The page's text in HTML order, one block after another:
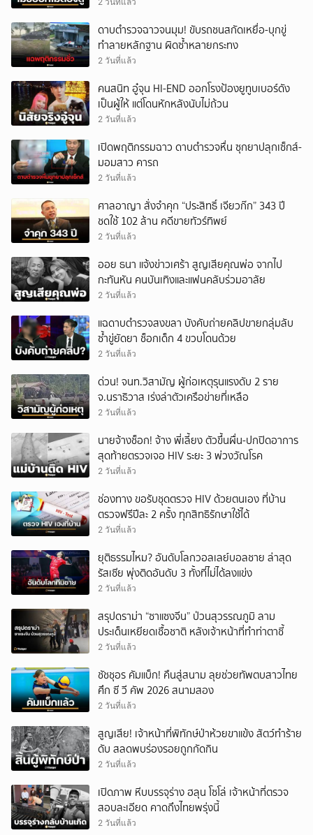
ดาบตำรวจฉาวจนมุม! ขับรถชนสกัดเหยื่อ-บุกขู่
ทำลายหลักฐาน ผิดซ้ำหลายกระทง
2 วันที่แล้ว
คนสนิท อู๋จุน HI-END ออกโรงป้องยูทูบเบอร์ดัง
เป็นผู้ให้ แต่โดนหักหลังนับไม่ถ้วน
2 วันที่แล้ว
เปิดพฤติกรรมฉาว ดาบตำรวจหื่น ซุกยาปลุกเซ็กส์-
มอมสาว คารถ
2 วันที่แล้ว
ศาลอาญา สั่งจำคุก “ประสิทธิ์ เจียวก๊ก” 343 ปี
ชดใช้ 102 ล้าน คดีขายทัวร์ทิพย์
2 วันที่แล้ว
ออย ธนา แจ้งข่าวเศร้า สูญเสียคุณพ่อ จากไป
กะทันหัน คนบันเทิงและแฟนคลับร่วมอาลัย
2 วันที่แล้ว
แฉดาบตำรวจสงขลา บังคับถ่ายคลิปขายกลุ่มลับ
ซ้ำขู่ยัดยา ช็อกเด็ก 4 ขวบโดนด้วย
2 วันที่แล้ว
ด่วน! จนท.วิสามัญ ผู้ก่อเหตุรุนแรงดับ 2 ราย
จ.นราธิวาส เร่งล่าตัวเครือข่ายที่เหลือ
2 วันที่แล้ว
นายจ้างช็อก! จ้าง พี่เลี้ยง ตัวขึ้นผื่น-ปกปิดอาการ
สุดท้ายตรวจเจอ HIV ระยะ 3 พ่วงวัณโรค
2 วันที่แล้ว
ช่องทาง ขอรับชุดตรวจ HIV ด้วยตนเอง ที่บ้าน
ตรวจฟรีปีละ 2 ครั้ง ทุกสิทธิรักษาใช้ได้
2 วันที่แล้ว
ยุติธรรมไหม? อันดับโลกวอลเลย์บอลชาย ล่าสุด
รัสเซีย พุ่งติดอันดับ 3 ทั้งที่ไม่ได้ลงแข่ง
2 วันที่แล้ว
สรุปดราม่า “ซาแซงจีน” ป่วนสุวรรณภูมิ ลาม
ประเด็นเหยียดเชื้อชาติ หลังเจ้าหน้าที่ทำท่าตาชี้
2 วันที่แล้ว
ชัชชุอร คัมแบ็ก! คืนสู่สนาม ลุยช่วยทัพตบสาวไทย
ศึก ซี วี คัพ 2026 สนามสอง
2 วันที่แล้ว
สูญเสีย! เจ้าหน้าที่พิทักษ์ป่าห้วยขาแข้ง สัตว์ทำร้าย
ดับ สลดพบร่องรอยถูกกัดกิน
2 วันที่แล้ว
เปิดภาพ หีบบรรจุร่าง ฮลุน โซโล่ เจ้าหน้าที่ตรวจ
สอบละเอียด คาดถึงไทยพรุ่งนี้
2 วันที่แล้ว